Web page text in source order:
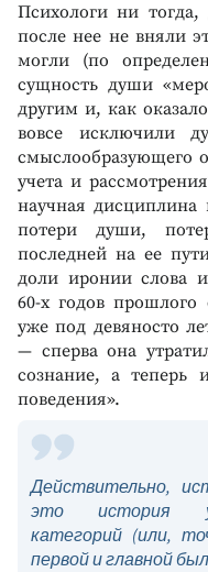
Психологи ни
после нее не вняли
могли (по
сущность души
другим и, как
вовсе исключили
смыслообразующего
учета и рассмотрения
научная
потери души,
последней на ее
доли иронии слова
60-х годов прошлого
уже под девяносто
— сперва она
сознание, а теперь
поведения».
Действительно,
это история
категорий (или,
первой и главной